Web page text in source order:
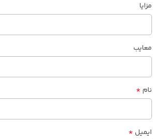
مزایا
معایب
نام *
ایمیل *